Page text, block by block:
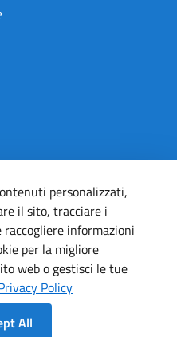
personalizzati,
il sito, tracciare i
informazioni
per la migliore
web o gestisci le tue
Policy
All